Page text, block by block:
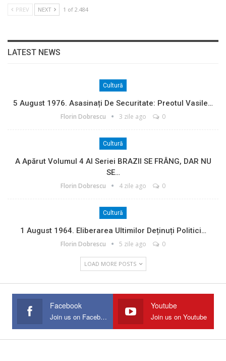
PREV NEXT 1 of 2.484
LATEST NEWS
Cultură
5 August 1976. Asasinați De Securitate: Preotul Vasile…
Florin Dobrescu 3 zile ago 0
Cultură
A Apărut Volumul 4 Al Seriei BRAZII SE FRÂNG, DAR NU
SE…
Florin Dobrescu 4 zile ago 0
Cultură
1 August 1964. Eliberarea Ultimilor Deținuți Politici…
Florin Dobrescu 5 zile ago 0
LOAD MORE POSTS
Facebook
Join us on Facebook
Youtube
Join us on Youtube